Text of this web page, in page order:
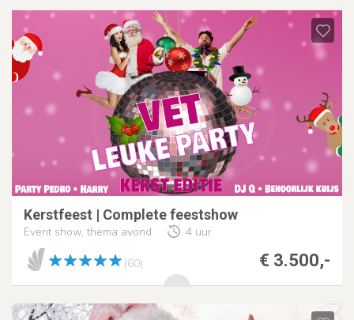
Kerstfeest | Complete feestshow
Event show, thema avond 4 uur
€ 3.500,-
(60)